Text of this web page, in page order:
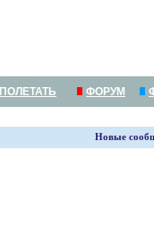
ПОЛЕТАТЬ ФОРУМ
Новые